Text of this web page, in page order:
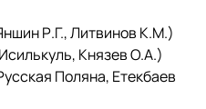
Р.Г., Литвинов К.М.)
Князев О.А.)
Поляна, Етекбаев